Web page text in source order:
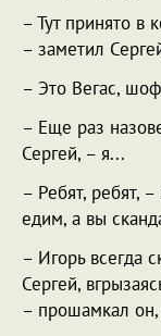
– Тут принято в
– заметил
– Это Вегас,
– Еще раз
Сергей, – я...
– Ребят, ребят,
едим, а вы
– Игорь всегда
Сергей,
– прошамкал